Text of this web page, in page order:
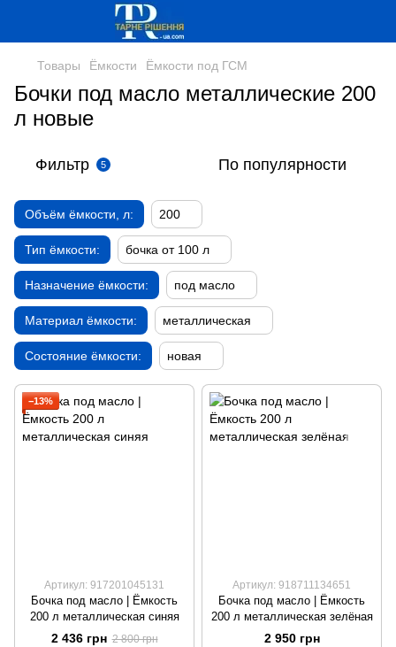
Товары Ёмкости Ёмкости под ГСМ
Бочки под масло металлические 200
л новые
Фильтр 5 По популярности
Объём ёмкости, л: 200
Тип ёмкости: бочка от 100 л
Назначение ёмкости: под масло
Материал ёмкости: металлическая
Состояние ёмкости: новая
−13%
Артикул: 917201045131
Бочка под масло | Ёмкость
200 л металлическая синяя
2 436 грн 2 800 грн
Артикул: 918711134651
Бочка под масло | Ёмкость
200 л металлическая зелёная
2 950 грн